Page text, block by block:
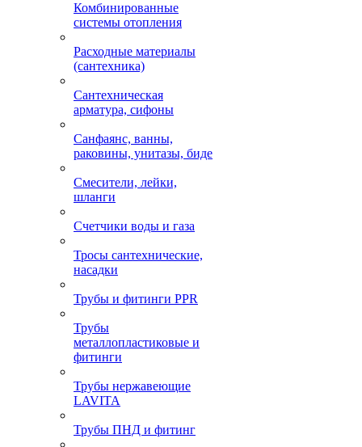
Комбинированные
системы отопления
Расходные материалы
(сантехника)
Сантехническая
арматура, сифоны
Санфаянс, ванны,
раковины, унитазы, биде
Смесители, лейки,
шланги
Счетчики воды и газа
Тросы сантехнические,
насадки
Трубы и фитинги PPR
Трубы
металлопластиковые и
фитинги
Трубы нержавеющие
LAVITA
Трубы ПНД и фитинг